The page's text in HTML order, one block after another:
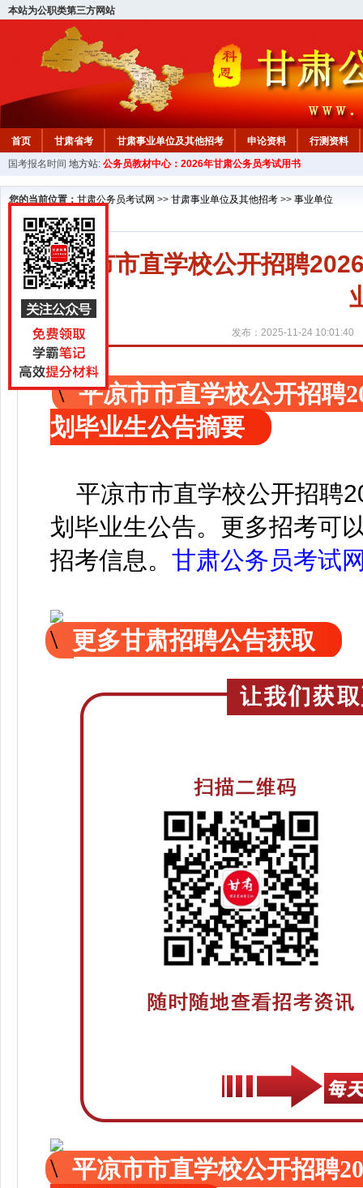
本站为公职类第三方网站
首页 甘肃省考 甘肃事业单位及其他招考 申论资料
行测资料
国考报名时间 地方站: 公务员教材中心：2026年甘肃公务员考试用书
您的当前位置： 甘肃公务员考试网 >> 甘肃事业单位及其他招考 >> 事业单位
平凉市市直学校公开招聘
发布：2025-11-24 10:01:40
平凉市市直学校公开招聘
划毕业生公告摘要
平凉市市直学校公开招聘
划毕业生公告。 更多招考可
招考信息。 甘肃公务员考试
更多甘肃招聘公告获取
平凉市市直学校公开招聘